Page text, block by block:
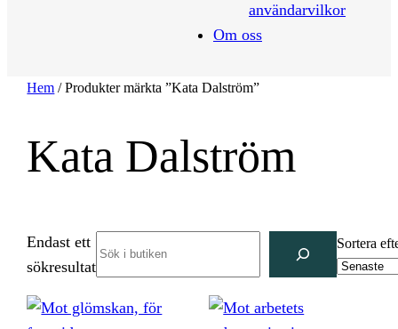
användarvilkor
Om oss
Hem / Produkter märkta ”Kata Dalström”
Kata Dalström
Endast ett
sökresultat
Sortera